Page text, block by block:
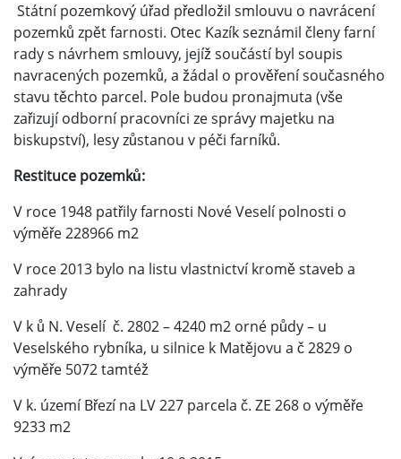
Státní pozemkový úřad předložil smlouvu o navrácení
pozemků zpět farnosti. Otec Kazík seznámil členy farní
rady s návrhem smlouvy, jejíž součástí byl soupis
navracených pozemků, a žádal o prověření současného
stavu těchto parcel. Pole budou pronajmuta (vše
zařizují odborní pracovníci ze správy majetku na
biskupství), lesy zůstanou v péči farníků.
Restituce pozemků:
V roce 1948 patřily farnosti Nové Veselí polnosti o
výměře 228966 m2
V roce 2013 bylo na listu vlastnictví kromě staveb a
zahrady
V k ů N. Veselí č. 2802 – 4240 m2 orné půdy – u
Veselského rybníka, u silnice k Matějovu a č 2829 o
výměře 5072 tamtéž
V k. území Březí na LV 227 parcela č. ZE 268 o výměře
9233 m2